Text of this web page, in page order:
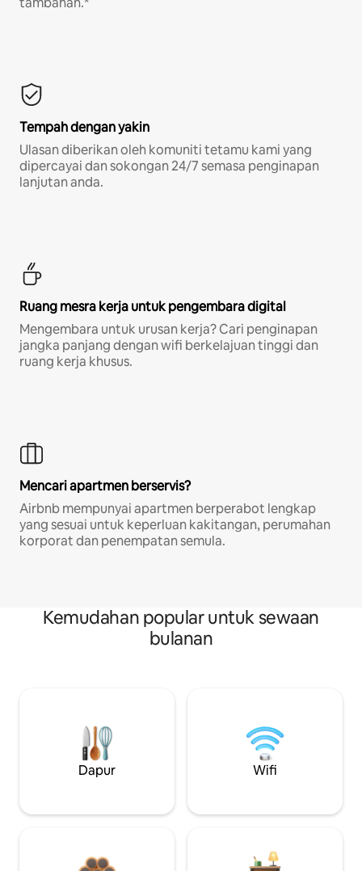
Tempah dengan yakin
Ulasan diberikan oleh komuniti tetamu kami yang
dipercayai dan sokongan 24/7 semasa penginapan
lanjutan anda.
Ruang mesra kerja untuk pengembara digital
Mengembara untuk urusan kerja? Cari penginapan
jangka panjang dengan wifi berkelajuan tinggi dan
ruang kerja khusus.
Mencari apartmen berservis?
Airbnb mempunyai apartmen berperabot lengkap
yang sesuai untuk keperluan kakitangan, perumahan
korporat dan penempatan semula.
Kemudahan popular untuk sewaan
bulanan
Dapur Wifi